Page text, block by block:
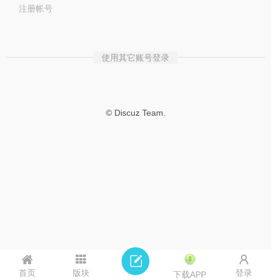
注册帐号
使用其它账号登录
© Discuz Team.
首页 版块 下载APP 登录